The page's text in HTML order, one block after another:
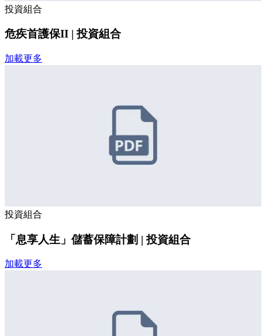
投資組合
危疾首護保II | 投資組合
加載更多
投資組合
「息享人生」儲蓄保障計劃 | 投資組合
加載更多